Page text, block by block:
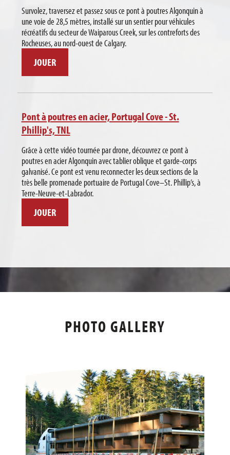
Survolez, traversez et passez sous ce pont à poutres Algonquin à
une voie de 28,5 mètres, installé sur un sentier pour véhicules
récréatifs du secteur de Waiparous Creek, sur les contreforts des
Rocheuses, au nord-ouest de Calgary.
JOUER
Pont à poutres en acier, Portugal Cove - St.
Phillip's, TNL
Grâce à cette vidéo tournée par drone, découvrez ce pont à
poutres en acier Algonquin avec tablier oblique et garde-corps
galvanisé. Ce pont est venu reconnecter les deux sections de la
très belle promenade portuaire de Portugal Cove–St. Phillip’s, à
Terre-Neuve-et-Labrador.
JOUER
PHOTO GALLERY